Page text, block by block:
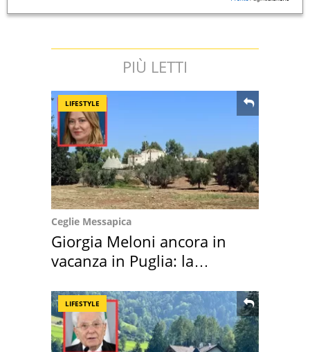
PIÙ LETTI
LIFESTYLE
Ceglie Messapica
Giorgia Meloni ancora in
vacanza in Puglia: la
LIFESTYLE